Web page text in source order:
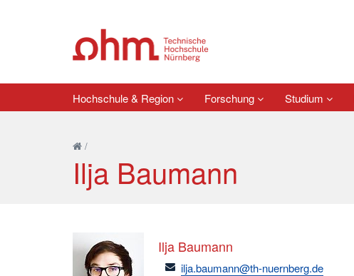
Hochschule & Region Forschung Studium
/
Ilja Baumann
Ilja Baumann
email
ilja.baumann@th-nuernberg.de